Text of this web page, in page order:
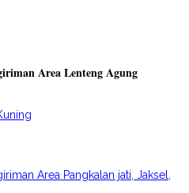
Area Lenteng Agung
Area Pangkalan jati, Jaksel,